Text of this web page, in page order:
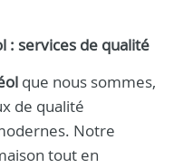
: services de qualité
que nous sommes,
de qualité
Notre
tout en